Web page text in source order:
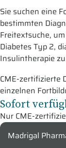
Sie suchen eine
bestimmten
Freitextsuche,
Diabetes Typ 2,
Insulintherapie
CME-zertifizierte
einzelnen
Sofort
Nur CME-
Madrigal